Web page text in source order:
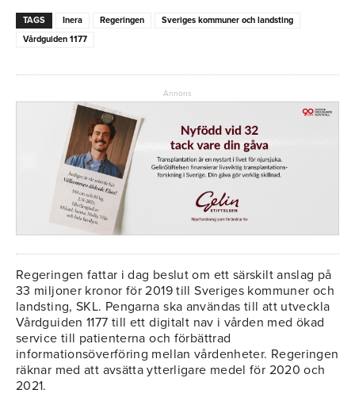
TAGS Inera Regeringen
Sveriges kommuner och landsting
Vårdguiden 1177
Annons
Regeringen fattar i dag beslut om ett särskilt anslag på
33 miljoner kronor för 2019 till Sveriges kommuner och
landsting, SKL. Pengarna ska användas till att utveckla
Vårdguiden 1177 till ett digitalt nav i vården med ökad
service till patienterna och förbättrad
informationsöverföring mellan vårdenheter. Regeringen
räknar med att avsätta ytterligare medel för 2020 och
2021.